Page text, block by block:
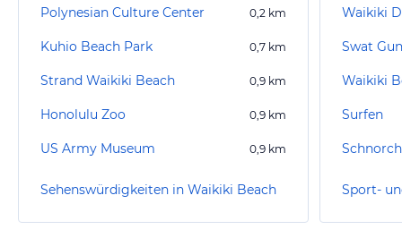
Polynesian Culture Center 0,2 km
Kuhio Beach Park 0,7 km
Strand Waikiki Beach 0,9 km
Honolulu Zoo 0,9 km
US Army Museum 0,9 km
Sehenswürdigkeiten in Waikiki Beach
Waikiki
Swat
Waikiki
Surfen